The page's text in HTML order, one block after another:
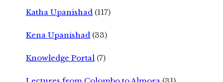
Katha Upanishad (117)
Kena Upanishad (33)
Knowledge Portal (7)